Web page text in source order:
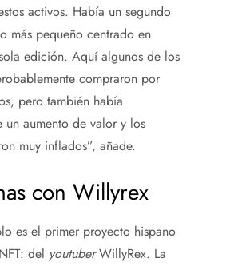
activos. Había un segundo
más pequeño centrado en
edición. Aquí algunos de los
compraron por
pero también había
un aumento de valor y los
muy inflados”, añade.
con Willyrex
es el primer proyecto hispano
del youtuberWillyRex. La